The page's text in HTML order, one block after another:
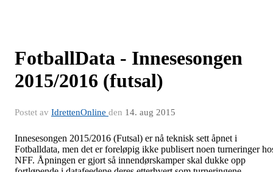
FotballData - Innesesongen
2015/2016 (futsal)
Postet av IdrettenOnline den 14. aug 2015
Innesesongen 2015/2016 (Futsal) er nå teknisk sett åpnet i
Fotballdata, men det er foreløpig ikke publisert noen turneringer
NFF. Åpningen er gjort så innendørskamper skal dukke opp